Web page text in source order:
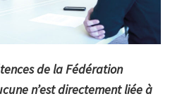
de la Fédération
n’est directement liée à